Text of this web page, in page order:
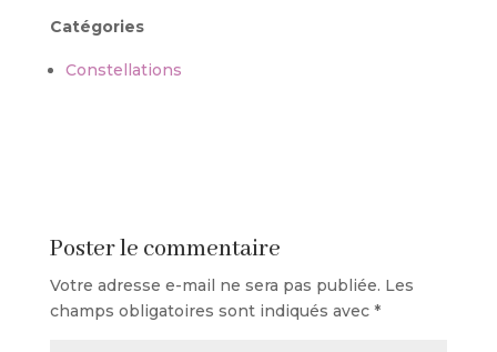
Catégories
Constellations
Poster le commentaire
Votre adresse e-mail ne sera pas publiée. Les
champs obligatoires sont indiqués avec *